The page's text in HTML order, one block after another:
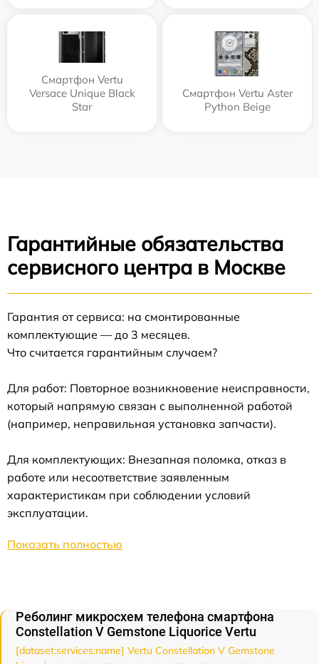
Смартфон Vertu
Versace Unique Black
Star
Смартфон Vertu Aster
Python Beige
Гарантийные обязательства
сервисного центра в Москве
Гарантия от сервиса: на смонтированные
комплектующие — до 3 месяцев.
Что считается гарантийным случаем?
Для работ: Повторное возникновение неисправности,
который напрямую связан с выполненной работой
(например, неправильная установка запчасти).
Для комплектующих: Внезапная поломка, отказ в
работе или несоответствие заявленным
характеристикам при соблюдении условий
эксплуатации.
Показать полностью
Реболинг микросхем телефона смартфона
Constellation V Gemstone Liquorice Vertu
[dataset:services:name] Vertu Constellation V Gemstone